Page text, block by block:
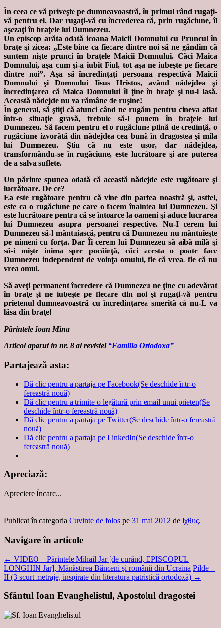
În ceea ce vă priveşte pe dumneavoastră, în primul rând rugaţi-
vă pentru el. Dar rugaţi-vă cu încrederea că, prin rugăciune, îl
aşezaţi în braţele lui Dumnezeu.
Un episcop arăta odată icoana Maicii Domnului cu Pruncul în
braţe şi zicea: „Este bine ca fiecare dintre noi să ne gândim că
suntem nişte prunci în braţele Maicii Domnului. Căci Maica
Domnului, aşa cum şi-a iubit Fiul, tot aşa ne iubeşte pe fiecare
dintre noi”. Aşa să încredinţaţi persoana respectivă Maicii
Domnului şi Domnului Iisus Hristos, având nădejdea şi
încredinţarea că Maica Domnului îl ţine în braţe şi nu-l lasă.
Această nădejde nu va rămâne de ruşine!
În general, să ştiţi că atunci când ne rugăm pentru cineva aflat
într-o situaţie gravă, trebuie să-l punem în braţele lui
Dumnezeu. Să facem pentru el o rugăciune plină de credinţă, o
rugăciune izvorâtă din nădejdea cea bună în dragostea şi mila
lui Dumnezeu. Ştiu că nu este uşor, dar nădejdea,
transformându-se în rugăciune, este lucrătoare şi are puterea
de a salva suflete.
Un părinte spunea odată că această nădejde este rugătoare şi
lucrătoare. De ce?
Ea este rugătoare pentru că vine din partea noastră şi, astfel,
este ca o rugăciune pe care o facem înaintea lui Dumnezeu. Şi
este lucrătoare pentru că se întoarce la oameni şi aduce lucrarea
lui Dumnezeu asupra persoanei respective. Nu-I cerem lui
Dumnezeu să-l mântuiască, pentru că Dumnezeu nu mântuieşte
pe nimeni cu forţa. Dar Îi cerem lui Dumnezeu să aibă milă şi
să-i mişte inima spre pocăinţă, căci acesta o poate face
Dumnezeu independent de voinţa omului, fie că vrea, fie că nu
vrea omul.
Să aveţi permanent încredere că Dumnezeu ne ţine cu adevărat
în braţe şi ne iubeşte pe fiecare din noi şi rugaţi-vă pentru
prietenul dumneavoastră cu încredinţarea smerită că nu-L va
lăsa din braţe!
Părintele Ioan Mina
Articol aparut in nr. 8 al revistei “Familia Ortodoxa”
Partajează asta:
Dă clic pentru a partaja pe Facebook(Se deschide într-o
fereastră nouă)
Dă clic pentru a trimite o legătură prin email unui prieten(Se
deschide într-o fereastră nouă)
Dă clic pentru a partaja pe Twitter(Se deschide într-o fereastră
nouă)
Dă clic pentru a partaja pe LinkedIn(Se deschide într-o
fereastră nouă)
Apreciază:
Apreciere Încarc...
Publicat în categoria Cuvinte de folos pe 31 mai 2012 de Ιχθυς.
Navigare în articole
← VIDEO – Părintele Mihail Jar [de curând, EPISCOPUL
LONGHIN Jar], Mănăstirea Bănceni şi românii din Ucraina Pilde –
II (3 scurt metraje, inspirate din literatura patristică ortodoxă) →
Sfântul Ioan Evanghelistul, Apostolul dragostei